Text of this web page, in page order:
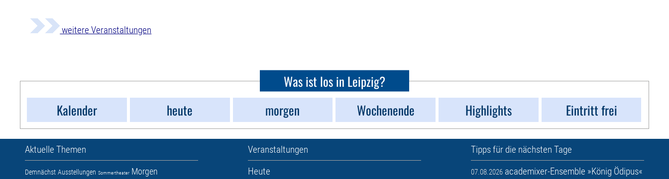
weitere Veranstaltungen
Was ist los in Leipzig?
Kalender
heute morgen Wochenende Highlights Eintritt frei
Aktuelle Themen
Demnächst Ausstellungen Sommertheater Morgen
Veranstaltungen
Heute
Tipps für die nächsten Tage
07.08.2026 academixer-Ensemble »König Ödipus«